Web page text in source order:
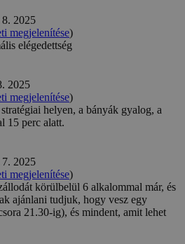
8. 2025
megjelenítése)
elégedettség
2025
megjelenítése)
helyen, a bányák gyalog, a
15 perc alatt.
7. 2025
megjelenítése)
körülbelül 6 alkalommal már, és
ajánlani tudjuk, hogy vesz egy
21.30-ig), és mindent, amit lehet